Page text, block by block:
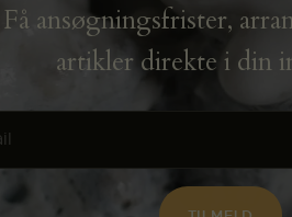
Få ansøgningsfrister,
artikler direkte i din